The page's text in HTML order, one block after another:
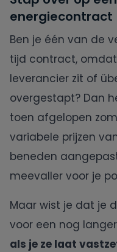
energiecontract
Ben je één van de
tijd contract,
leverancier zit of
overgestapt? Dan
toen afgelopen
variabele prijzen
beneden
meevaller voor je
Maar wist je dat je
voor een nog
als je ze laat